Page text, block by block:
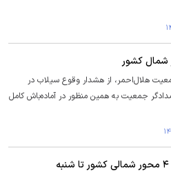
شمال کشور
هلال‌احمر، از هشدار وقوع سیلاب در
جمعیت به همین منظور در آماده‌باش کامل